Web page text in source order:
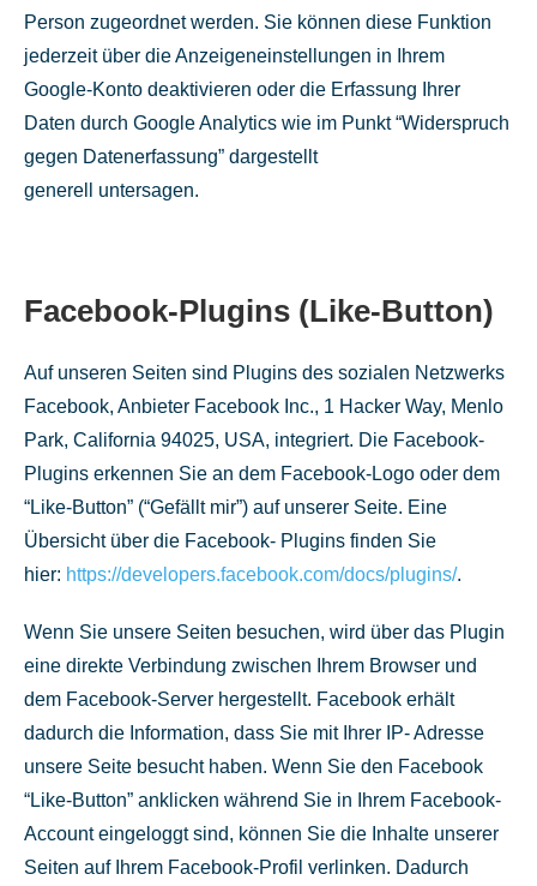
Person zugeordnet werden. Sie können diese Funktion
jederzeit über die Anzeigeneinstellungen in Ihrem
Google-Konto deaktivieren oder die Erfassung Ihrer
Daten durch Google Analytics wie im Punkt “Widerspruch
gegen Datenerfassung” dargestellt
generell untersagen.
Facebook-Plugins (Like-Button)
Auf unseren Seiten sind Plugins des sozialen Netzwerks
Facebook, Anbieter Facebook Inc., 1 Hacker Way, Menlo
Park, California 94025, USA, integriert. Die Facebook-
Plugins erkennen Sie an dem Facebook-Logo oder dem
“Like-Button” (“Gefällt mir”) auf unserer Seite. Eine
Übersicht über die Facebook- Plugins finden Sie
hier: https://developers.facebook.com/docs/plugins/.
Wenn Sie unsere Seiten besuchen, wird über das Plugin
eine direkte Verbindung zwischen Ihrem Browser und
dem Facebook-Server hergestellt. Facebook erhält
dadurch die Information, dass Sie mit Ihrer IP- Adresse
unsere Seite besucht haben. Wenn Sie den Facebook
“Like-Button” anklicken während Sie in Ihrem Facebook-
Account eingeloggt sind, können Sie die Inhalte unserer
Seiten auf Ihrem Facebook-Profil verlinken. Dadurch